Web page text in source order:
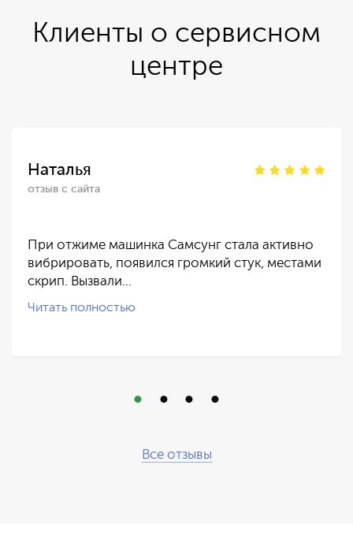
Клиенты о сервисном
центре
Наталья
отзыв с сайта
При отжиме машинка Самсунг стала активно
вибрировать, появился громкий стук, местами
скрип. Вызвали…
Читать полностью
Все отзывы